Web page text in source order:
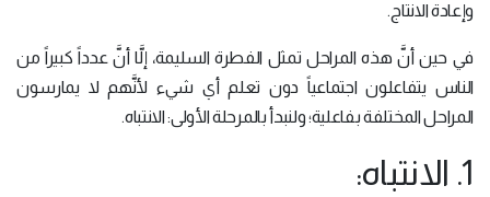
وإعادة الانتاج.
في حين أنَّ هذه المراحل تمثل الفطرة السليمة، إلَّا أنَّ عدداً كبيراً من
الناس يتفاعلون اجتماعياً دون تعلم أي شيء لأنَّهم لا يمارسون
المراحل المختلفة بفاعلية؛ ولنبدأ بالمرحلة الأولى: الانتباه.
1. الانتباه: